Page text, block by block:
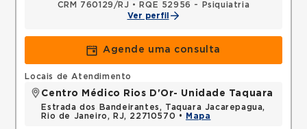
CRM 760129/RJ •
RQE 52956 - Psiquiatria
Ver perfil
Agende uma consulta
Locais de Atendimento
Centro Médico Rios D'Or- Unidade Taquara
Estrada dos Bandeirantes, Taquara Jacarepagua,
Rio de Janeiro, RJ, 22710570 •
Mapa